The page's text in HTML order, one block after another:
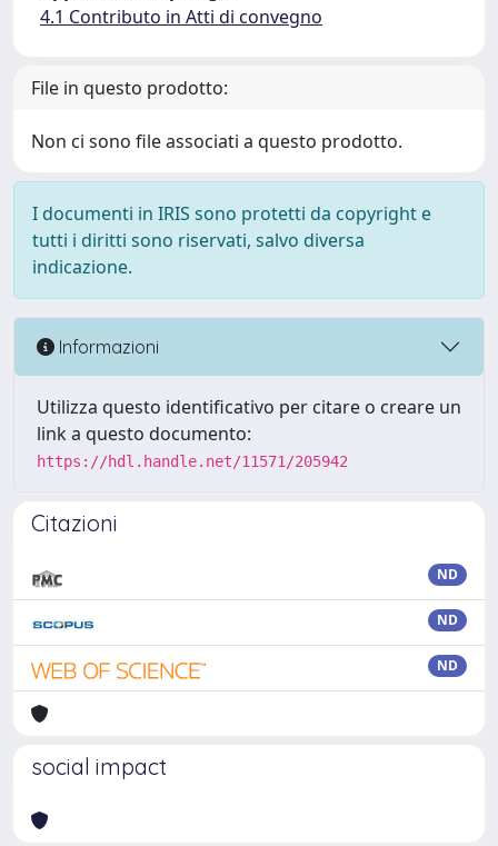
4.1 Contributo in Atti di convegno
File in questo prodotto:
Non ci sono file associati a questo prodotto.
I documenti in IRIS sono protetti da copyright e
tutti i diritti sono riservati, salvo diversa
indicazione.
Informazioni
Utilizza questo identificativo per citare o creare un
link a questo documento:
https://hdl.handle.net/11571/205942
Citazioni
ND
ND
ND
social impact